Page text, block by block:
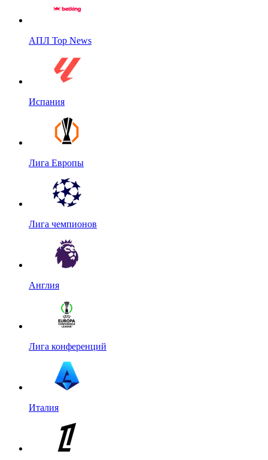
АПЛ Top News
Испания
Лига Европы
Лига чемпионов
Англия
Лига конференций
Италия